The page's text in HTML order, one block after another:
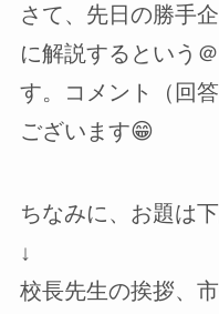
さて、先日の勝手
に解説するという
す。コメント（回
ございます😁
ちなみに、お題は下
↓
校長先生の挨拶、